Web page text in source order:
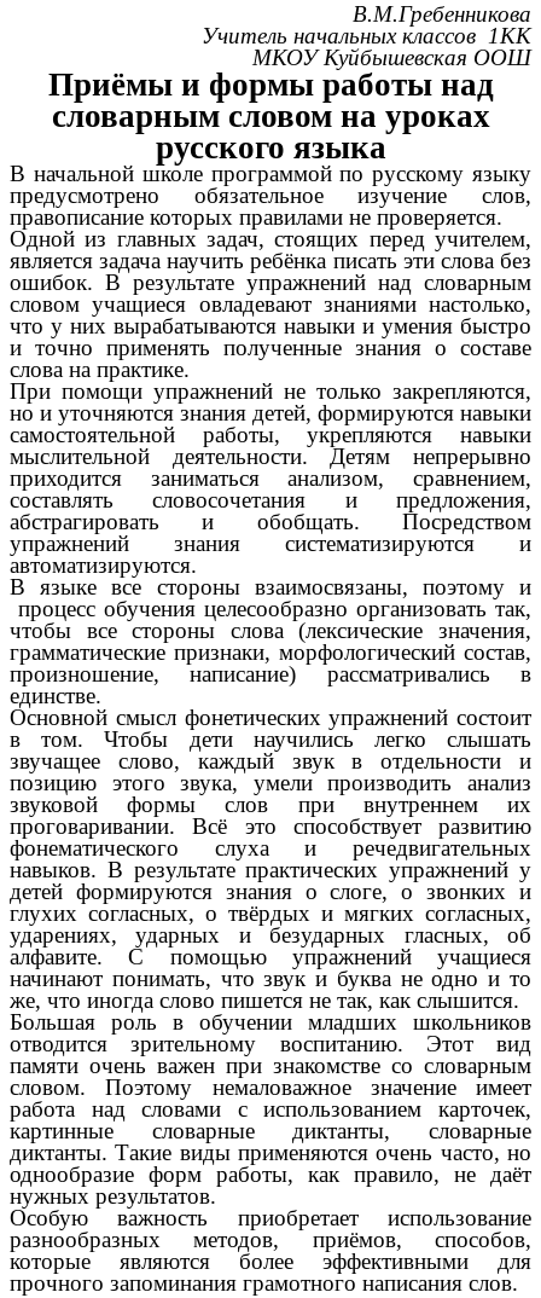
В.М.Гребенникова
Учитель начальных классов 1КК
МКОУ Куйбышевская ООШ
Приёмы и формы работы над
словарным словом на уроках
русского языка
В начальной школе программой по русскому языку
предусмотрено обязательное изучение слов,
правописание которых правилами не проверяется.
Одной из главных задач, стоящих перед учителем,
является задача научить ребёнка писать эти слова без
ошибок. В результате упражнений над словарным
словом учащиеся овладевают знаниями настолько,
что у них вырабатываются навыки и умения быстро
и точно применять полученные знания о составе
слова на практике.
При помощи упражнений не только закрепляются,
но и уточняются знания детей, формируются навыки
самостоятельной работы, укрепляются навыки
мыслительной деятельности. Детям непрерывно
приходится заниматься анализом, сравнением,
составлять словосочетания и предложения,
абстрагировать и обобщать. Посредством
упражнений знания систематизируются и
автоматизируются.
В языке все стороны взаимосвязаны, поэтому и
процесс обучения целесообразно организовать так,
чтобы все стороны слова (лексические значения,
грамматические признаки, морфологический состав,
произношение, написание) рассматривались в
единстве.
Основной смысл фонетических упражнений состоит
в том. Чтобы дети научились легко слышать
звучащее слово, каждый звук в отдельности и
позицию этого звука, умели производить анализ
звуковой формы слов при внутреннем их
проговаривании. Всё это способствует развитию
фонематического слуха и речедвигательных
навыков. В результате практических упражнений у
детей формируются знания о слоге, о звонких и
глухих согласных, о твёрдых и мягких согласных,
ударениях, ударных и безударных гласных, об
алфавите. С помощью упражнений учащиеся
начинают понимать, что звук и буква не одно и то
же, что иногда слово пишется не так, как слышится.
Большая роль в обучении младших школьников
отводится зрительному воспитанию. Этот вид
памяти очень важен при знакомстве со словарным
словом. Поэтому немаловажное значение имеет
работа над словами с использованием карточек,
картинные словарные диктанты, словарные
диктанты. Такие виды применяются очень часто, но
однообразие форм работы, как правило, не даёт
нужных результатов.
Особую важность приобретает использование
разнообразных методов, приёмов, способов,
которые являются более эффективными для
прочного запоминания грамотного написания слов.